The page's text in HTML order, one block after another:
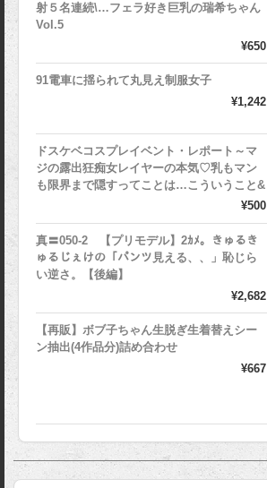
射５名連続\…フェラ好き巨乳の瑞希ちゃん
Vol.5
¥650
91電車に揺られて丸見え制服女子
¥1,242
ドスケベコスプレイベント・レポート～マ
ジの露出狂痴女レイヤーの本気♡乳もマン
も限界まで隠すってことは…こういうこと&
¥500
真〓050-2 【プリモデル】2ｶﾒ。きゅるき
ゅるじぇけの「パンツ見える、、」恥じら
い逆さ。【後編】
¥2,682
【再販】ボブ子ちゃん生脱ぎ生着替えシー
ン抽出(4作品分)詰め合わせ
¥667